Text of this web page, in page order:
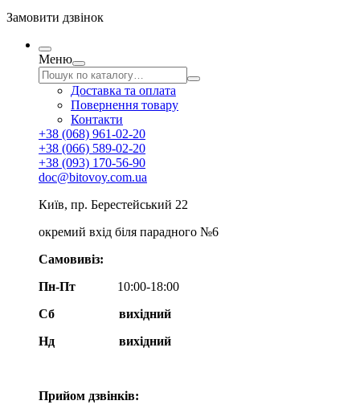
Замовити дзвінок
Меню
Доставка та оплата
Повернення товару
Контакти
+38 (068) 961-02-20
+38 (066) 589-02-20
+38 (093) 170-56-90
doc@bitovoy.com.ua
Київ, пр. Берестейський 22
окремий вхід біля парадного №6
Самовивіз:
Пн-Пт
10:00-18:00
Сб
вихідний
Нд
вихідний
Прийом дзвінків: